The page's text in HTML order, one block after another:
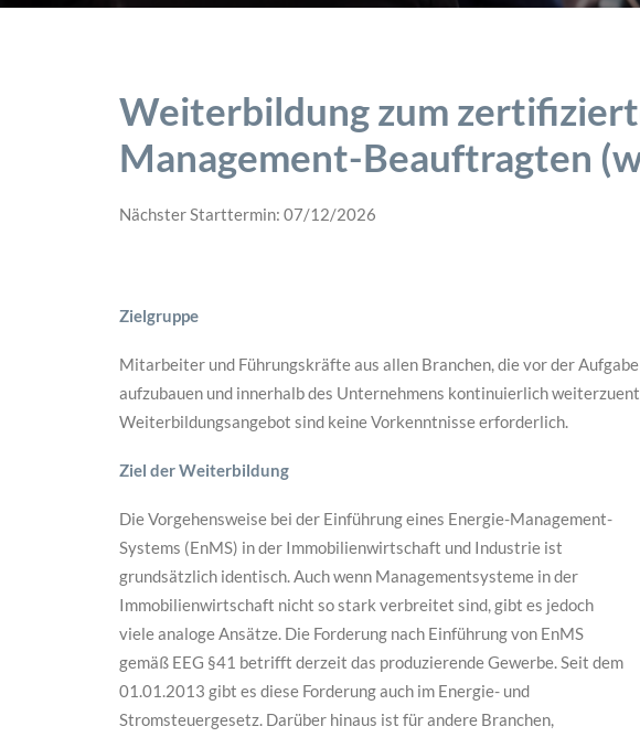
Weiterbildung zum
Management-Beauftragten
Nächster Starttermin: 07/12/2026
Zielgruppe
Mitarbeiter und Führungskräfte aus allen Branchen, die vor der
aufzubauen und innerhalb des Unternehmens kontinuierlich
Weiterbildungsangebot sind keine Vorkenntnisse erforderlich.
Ziel der Weiterbildung
Die Vorgehensweise bei der Einführung eines Energie-Management-
Systems (EnMS) in der Immobilienwirtschaft und Industrie ist
grundsätzlich identisch. Auch wenn Managementsysteme in der
Immobilienwirtschaft nicht so stark verbreitet sind, gibt es jedoch
viele analoge Ansätze. Die Forderung nach Einführung von EnMS
gemäß EEG §41 betrifft derzeit das produzierende Gewerbe. Seit dem
01.01.2013 gibt es diese Forderung auch im Energie- und
Stromsteuergesetz. Darüber hinaus ist für andere Branchen,